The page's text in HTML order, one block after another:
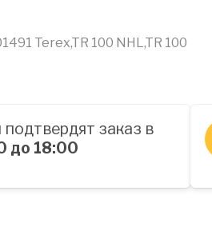
Terex,TR 100 NHL,TR 100
заказ в
до 18:00